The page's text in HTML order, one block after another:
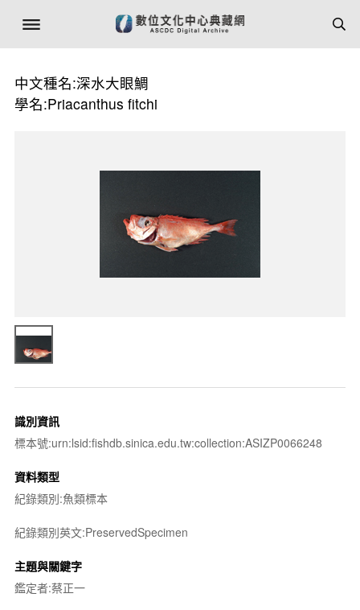
中文種名:深水大眼鯛
學名:Priacanthus fitchi
識別資訊
標本號:urn:lsid:fishdb.sinica.edu.tw:collection:ASIZP0066248
資料類型
紀錄類別:魚類標本
紀錄類別英文:PreservedSpecimen
主題與關鍵字
鑑定者:蔡正一